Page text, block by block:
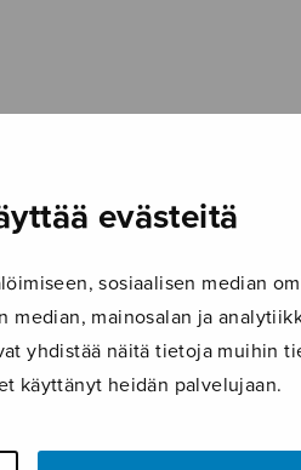
evästeitä
sosiaalisen median
median, mainosalan ja
yhdistää näitä tietoja muihin
käyttänyt heidän palvelujaan.